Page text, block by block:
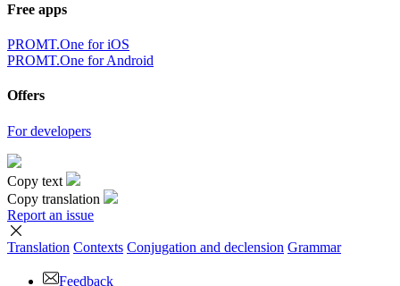
Free apps
PROMT.One for iOS
PROMT.One for Android
Offers
For developers
Copy text
Copy translation
Report an issue
Translation Contexts Conjugation and declension Grammar
Feedback